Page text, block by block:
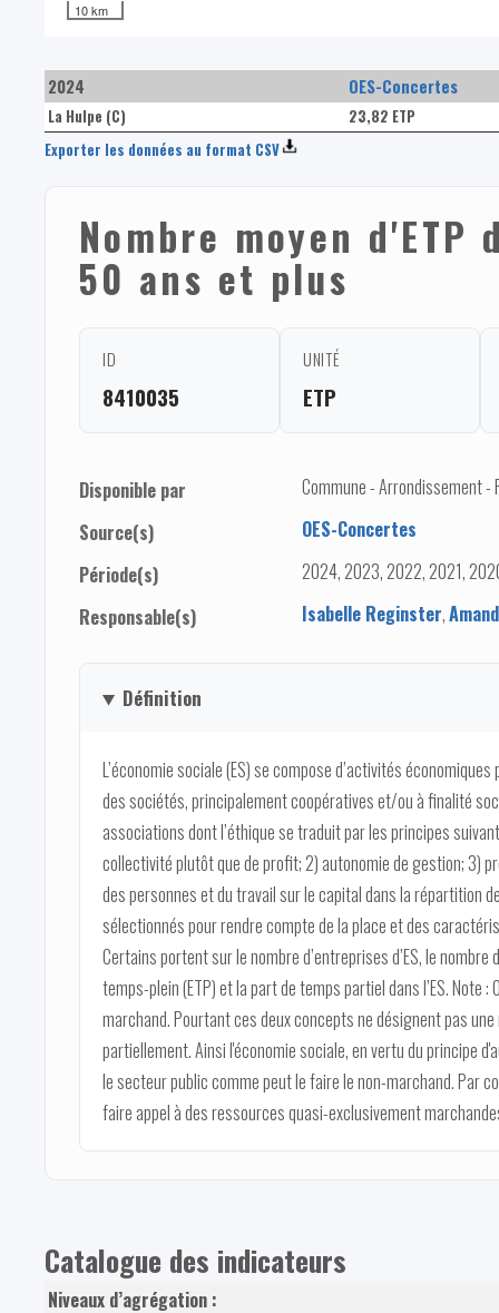
10 km
2024 OES-Concertes
La Hulpe (C)
23,82 ETP
Exporter les données au format CSV
Nombre moyen
50 ans et plus
ID
8410035
UNITÉ
ETP
Disponible par
Commune - Arrondissement -
Source(s)
OES-Concertes
Période(s)
2024, 2023, 2022, 2021,
Responsable(s)
Isabelle Reginster,
Définition
L’économie sociale (ES) se compose d’activités
des sociétés, principalement coopératives et/ou à finalité
associations dont l’éthique se traduit par les principes
collectivité plutôt que de profit; 2) autonomie de gestion; 3)
des personnes et du travail sur le capital dans la répartition
sélectionnés pour rendre compte de la place et des
Certains portent sur le nombre d’entreprises d’ES, le nombre
temps-plein (ETP) et la part de temps partiel dans l’ES. Note
marchand. Pourtant ces deux concepts ne désignent pas
partiellement. Ainsi l'économie sociale, en vertu du principe
le secteur public comme peut le faire le non-marchand. Par
faire appel à des ressources quasi-exclusivement
Catalogue des indicateurs
Niveaux d’agrégation :